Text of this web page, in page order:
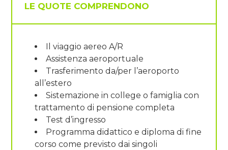
LE QUOTE COMPRENDONO
Il viaggio aereo A/R
Assistenza aeroportuale
Trasferimento da/per l’aeroporto
all’estero
Sistemazione in college o famiglia con
trattamento di pensione completa
Test d’ingresso
Programma didattico e diploma di fine
corso come previsto dai singoli